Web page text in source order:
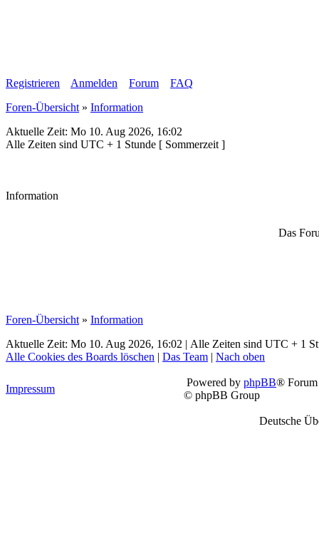
Registrieren Anmelden Forum
FAQ
Foren-Übersicht » Information
Aktuelle Zeit: Mo 10. Aug 2026, 16:02
Alle Zeiten sind UTC + 1 Stunde [ Sommerzeit ]
Information
Das
Foren-Übersicht » Information
Aktuelle Zeit: Mo 10. Aug 2026, 16:02 | Alle Zeiten sind UTC + 1
Alle Cookies des Boards löschen | Das Team | Nach oben
Impressum
Powered by phpBB® Forum
© phpBB Group
Deutsche